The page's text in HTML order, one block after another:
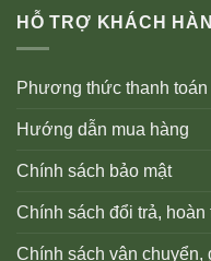
HỖ TRỢ KHÁCH
Phương thức thanh toán
Hướng dẫn mua hàng
Chính sách bảo mật
Chính sách đổi trả, hoàn
Chính sách vận chuyển,